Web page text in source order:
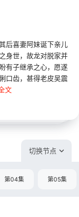
喜妻阿妹诞下亲儿
身世，故龙对脱家并
子继承之心，愿遂
口齿，甚得老皮吴震
文
切换节点
第04集 第05集